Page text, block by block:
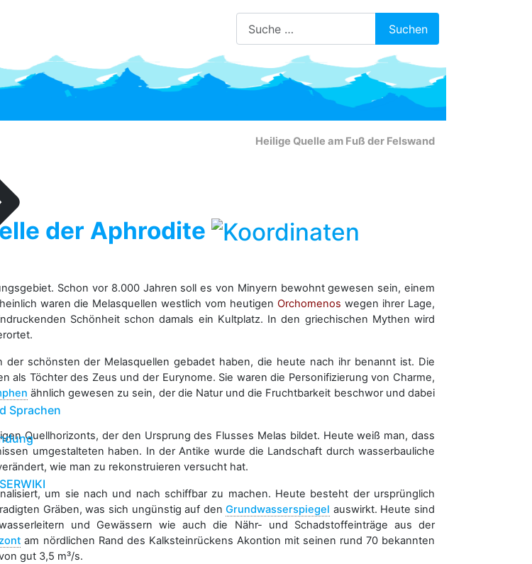
Suchen
Sprachen
Heilige Quelle am Fuß der Felswand
der Aphrodite
Schon vor 8.000 Jahren soll es von Minyern bewohnt gewesen sein, einem
waren die Melasquellen westlich vom heutigenOrchomenos wegen ihrer Lage,
Schönheit schon damals ein Kultplatz. In den griechischen Mythen wird
schönsten der Melasquellen gebadet haben, die heute nach ihr benannt ist. Die
als Töchter des Zeus und der Eurynome. Sie waren die Personifizierung von Charme,
ähnlich gewesen zu sein, der die Natur und die Fruchtbarkeit beschwor und dabei
Quellhorizonts, der den Ursprung des Flusses Melas bildet. Heute weiß man, dass
umgestalteten haben. In der Antike wurde die Landschaft durch wasserbauliche
wie man zu rekonstruieren versucht hat.
um sie nach und nach schiffbar zu machen. Heute besteht der ursprünglich
Gräben, was sich ungünstig auf denGrundwasserspiegel auswirkt. Heute sind
und Gewässern wie auch die Nähr- und Schadstoffeinträge aus der
am nördlichen Rand des Kalksteinrückens Akontion mit seinen rund 70 bekannten
gut 3,5 m³/s.